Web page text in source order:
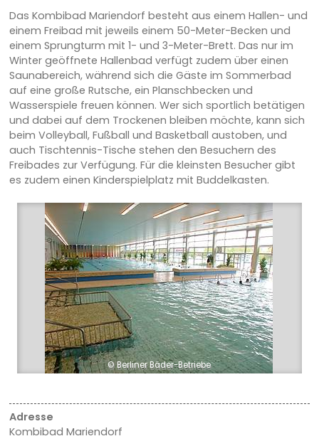
Das Kombibad Mariendorf besteht aus einem Hallen- und
einem Freibad mit jeweils einem 50-Meter-Becken und
einem Sprungturm mit 1- und 3-Meter-Brett. Das nur im
Winter geöffnete Hallenbad verfügt zudem über einen
Saunabereich, während sich die Gäste im Sommerbad
auf eine große Rutsche, ein Planschbecken und
Wasserspiele freuen können. Wer sich sportlich betätigen
und dabei auf dem Trockenen bleiben möchte, kann sich
beim Volleyball, Fußball und Basketball austoben, und
auch Tischtennis-Tische stehen den Besuchern des
Freibades zur Verfügung. Für die kleinsten Besucher gibt
es zudem einen Kinderspielplatz mit Buddelkasten.
© Berliner Bäder-Betriebe
Adresse
Kombibad Mariendorf